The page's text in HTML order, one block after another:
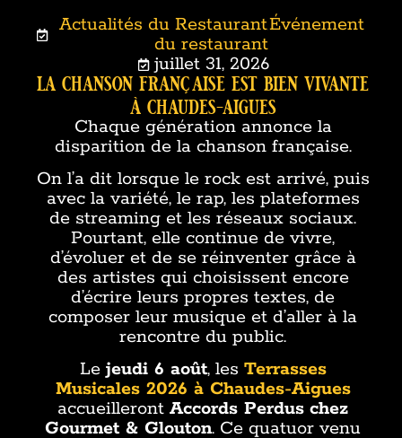
Actualités du Restaurant, Événement
du restaurant
juillet 31, 2026
la chanson française est bien vivante
à chaudes-aigues
Chaque génération annonce la
disparition de la chanson française.
On l’a dit lorsque le rock est arrivé, puis
avec la variété, le rap, les plateformes
de streaming et les réseaux sociaux.
Pourtant, elle continue de vivre,
d’évoluer et de se réinventer grâce à
des artistes qui choisissent encore
d’écrire leurs propres textes, de
composer leur musique et d’aller à la
rencontre du public.
Le jeudi 6 août, les Terrasses
Musicales 2026 à Chaudes-Aigues
accueillerontAccords Perdus chez
Gourmet & Glouton. Ce quatuor venu